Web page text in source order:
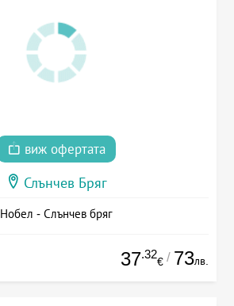
виж офертата
Слънчев Бряг
Нобел - Слънчев бряг
37.32
€ / 73лв.